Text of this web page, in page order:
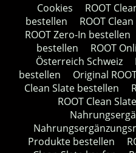
Cookies ROOT
bestellen
ROOT
ROOT Zero-In bestellen
bestellen
ROOT
Österreich Schweiz
bestellen
Original
Clean Slate bestellen
ROOT Clean
Produkte bestellen